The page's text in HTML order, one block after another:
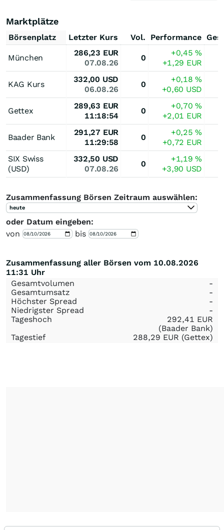
Marktplätze
Börsenplatz Letzter Kurs Vol. Performance
München
286,23 EUR
07.08.26
0
+0,45%
+1,29 EUR
KAG Kurs
332,00 USD
06.08.26
0
+0,18%
+0,60 USD
Gettex
289,63 EUR
11:18:54
0
+0,70%
+2,01 EUR
Baader Bank
291,27 EUR
11:29:58
0
+0,25%
+0,72 EUR
SIX Swiss
(USD)
332,50 USD
07.08.26
0
+1,19%
+3,90 USD
Zusammenfassung Börsen Zeitraum auswählen:
heute
oder Datum eingeben:
von
bis
Zusammenfassung aller Börsen vom 10.08.2026
11:31 Uhr
Gesamtvolumen
-
Gesamtumsatz
-
Höchster Spread
-
Niedrigster Spread
-
Tageshoch
292,41 EUR
(Baader Bank)
Tagestief
288,29 EUR (Gettex)